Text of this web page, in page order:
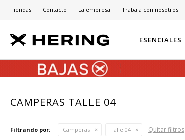
ESENCIALES
Tiendas Contacto La empresa Trabaja con nosotros
CAMPERAS TALLE 04
Filtrando por: Camperas Talle 04 Quitar filtros